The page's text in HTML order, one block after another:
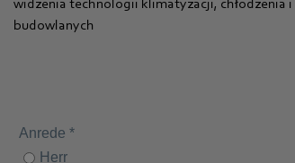
widzenia technologii klimatyzacji, chłodzenia i
budowlanych